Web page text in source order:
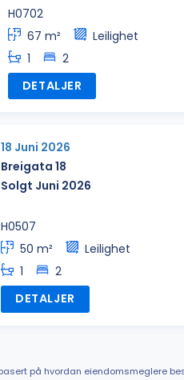
H0702
67 m²
Leilighet
1
2
DETALJER
18 Juni 2026
Breigata 18
Solgt Juni 2026
H0507
50 m²
Leilighet
1
2
DETALJER
på hvordan eiendomsmeglere